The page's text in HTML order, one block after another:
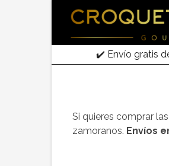
✔️ Envío gratis
Si quieres comprar
zamoranos. Envíos